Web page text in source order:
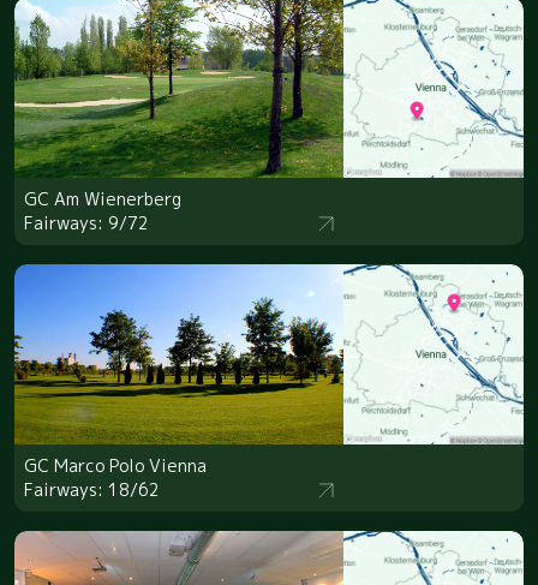
GC Am Wienerberg
Fairways: 9/72
GC Marco Polo Vienna
Fairways: 18/62